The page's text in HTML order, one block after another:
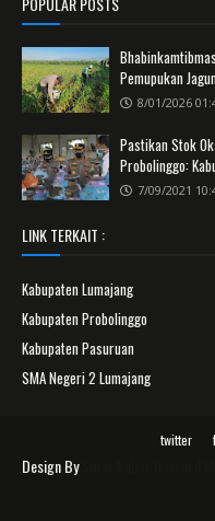
Pemupukan
8/01/2026
Pastikan Stok
Probolinggo:
7/09/2021
LINK TERKAIT :
Kabupaten Lumajang
Kabupaten Probolinggo
Kabupaten Pasuruan
SMA Negeri 2 Lumajang
twitter
Design By